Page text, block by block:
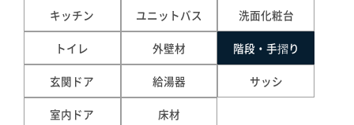
キッチン ユニットバス 洗面化粧台
トイレ 外壁材 階段・手摺り
玄関ドア 給湯器 サッシ
室内ドア 床材